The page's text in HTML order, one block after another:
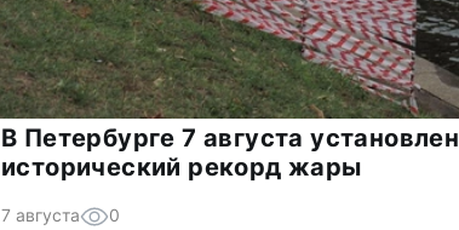
В Петербурге 7 августа установлен
исторический рекорд жары
7 августа 0